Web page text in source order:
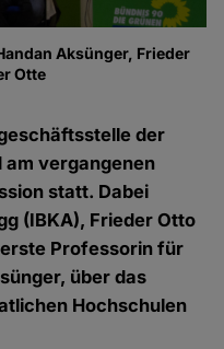
Aksünger, Frieder
Otte
der
am vergangenen
statt. Dabei
(IBKA), Frieder Otto
Professorin für
über das
Hochschulen